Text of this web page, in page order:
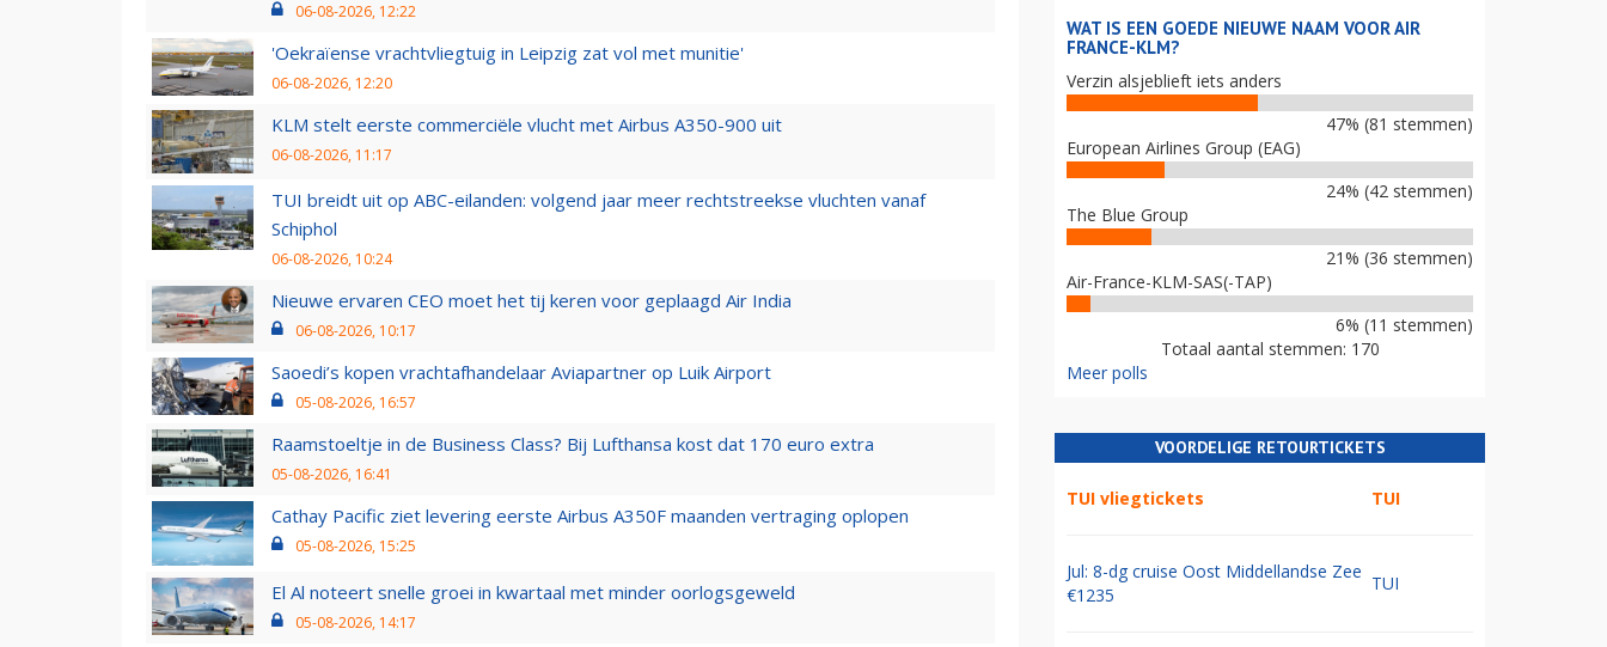
06-08-2026, 12:22
'Oekraïense vrachtvliegtuig in Leipzig zat vol met munitie'
06-08-2026, 12:20
KLM stelt eerste commerciële vlucht met Airbus A350-900 uit
06-08-2026, 11:17
TUI breidt uit op ABC-eilanden: volgend jaar meer rechtstreekse vluchten vanaf
Schiphol
06-08-2026, 10:24
Nieuwe ervaren CEO moet het tij keren voor geplaagd Air India
06-08-2026, 10:17
Saoedi’s kopen vrachtafhandelaar Aviapartner op Luik Airport
05-08-2026, 16:57
Raamstoeltje in de Business Class? Bij Lufthansa kost dat 170 euro extra
05-08-2026, 16:41
Cathay Pacific ziet levering eerste Airbus A350F maanden vertraging oplopen
05-08-2026, 15:25
El Al noteert snelle groei in kwartaal met minder oorlogsgeweld
05-08-2026, 14:17
WAT IS EEN GOEDE NIEUWE NAAM VOOR AIR
FRANCE-KLM?
Verzin alsjeblieft iets anders
47% (81 stemmen)
European Airlines Group (EAG)
24% (42 stemmen)
The Blue Group
21% (36 stemmen)
Air-France-KLM-SAS(-TAP)
6% (11 stemmen)
Totaal aantal stemmen: 170
Meer polls
VOORDELIGE RETOURTICKETS
TUI vliegtickets TUI
Jul: 8-dg cruise Oost Middellandse Zee
€1235
TUI